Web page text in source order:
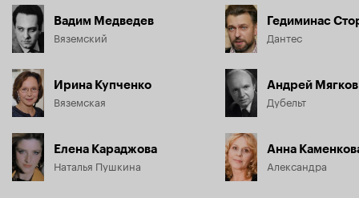
Вадим Медведев
Вяземский
Ирина Купченко
Вяземская
Елена Караджова
Наталья Пушкина
Гедиминас
Дантес
Андрей Мягков
Дубельт
Анна
Александра